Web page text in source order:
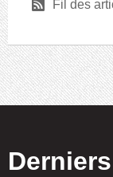
r Fil des